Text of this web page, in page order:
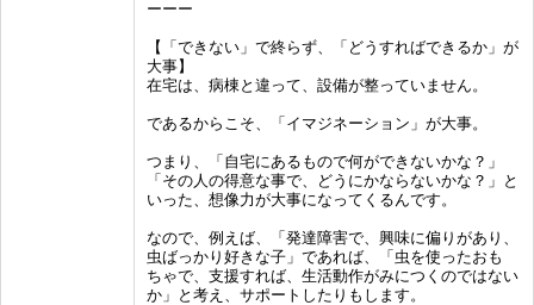
ーーー
【「できない」で終らず、「どうすればできるか」が
大事】
在宅は、病棟と違って、設備が整っていません。
であるからこそ、「イマジネーション」が大事。
つまり、「自宅にあるもので何ができないかな？」
「その人の得意な事で、どうにかならないかな？」と
いった、想像力が大事になってくるんです。
なので、例えば、「発達障害で、興味に偏りがあり、
虫ばっかり好きな子」であれば、「虫を使ったおも
ちゃで、支援すれば、生活動作がみにつくのではない
か」と考え、サポートしたりもします。